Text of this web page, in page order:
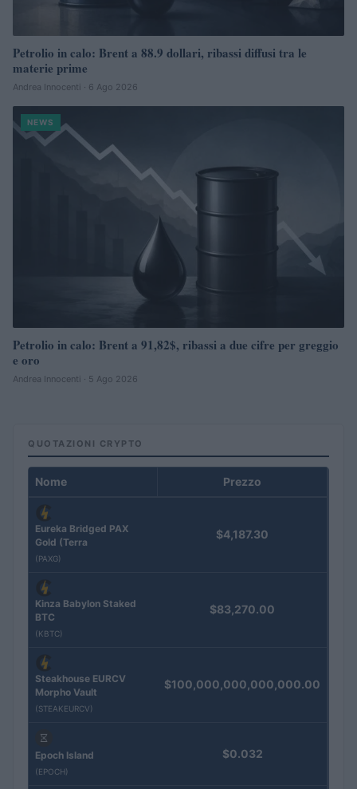
Petrolio in calo: Brent a 88.9 dollari, ribassi diffusi tra le
materie prime
Andrea Innocenti · 6 Ago 2026
NEWS
Petrolio in calo: Brent a 91,82$, ribassi a due cifre per greggio
e oro
Andrea Innocenti · 5 Ago 2026
QUOTAZIONI CRYPTO
Nome Prezzo
Eureka Bridged PAX
Gold (Terra
(PAXG)
$4,187.30
Kinza Babylon Staked
BTC
(KBTC)
$83,270.00
Steakhouse EURCV
Morpho Vault
(STEAKEURCV)
$100,000,000,000,000.00
Epoch Island
(EPOCH)
$0.032